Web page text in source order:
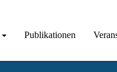
Publikationen